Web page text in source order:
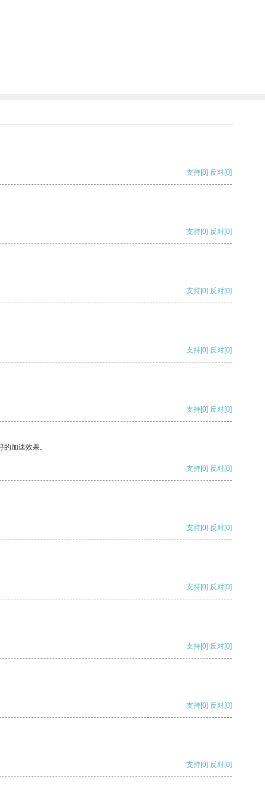
支持[0] 反对[0]
支持[0] 反对[0]
支持[0] 反对[0]
支持[0] 反对[0]
支持[0] 反对[0]
加速效果。
支持[0] 反对[0]
支持[0] 反对[0]
支持[0] 反对[0]
支持[0] 反对[0]
支持[0] 反对[0]
支持[0] 反对[0]